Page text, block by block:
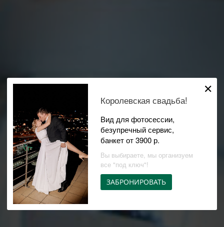
✕
Королевская свадьба!
Вид для фотосессии,
безупречный сервис,
банкет от 3900 р.
Вы выбираете, мы организуем
все "под ключ"!
ЗАБРОНИРОВАТЬ